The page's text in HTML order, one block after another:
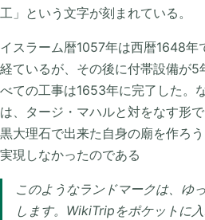
工」という文字が刻まれている。
イスラーム暦1057年は西暦1648年
経ているが、その後に付帯設備が5
べての工事は1653年に完了した。
は、タージ・マハルと対をなす形
黒大理石で出来た自身の廟を作ろ
実現しなかったのである
このようなランドマークは、ゆ
します。WikiTripをポケットに